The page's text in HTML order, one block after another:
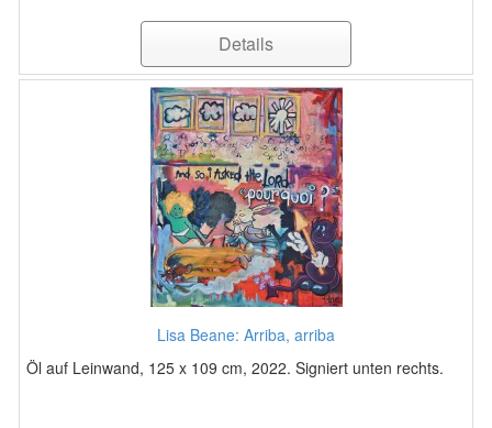
Details
Lisa Beane: Arriba, arriba
Öl auf Leinwand, 125 x 109 cm, 2022. Signiert unten rechts.